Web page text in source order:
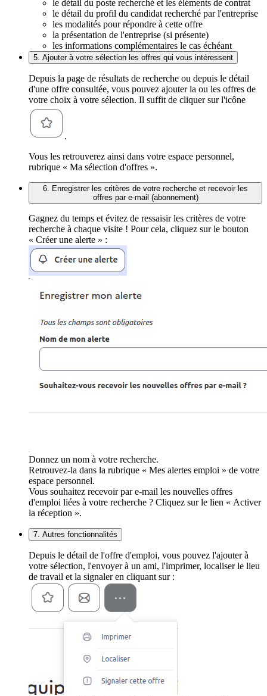
le détail du poste recherché et les éléments de contrat
le détail du profil du candidat recherché par l'entreprise
les modalités pour répondre à cette offre
la présentation de l'entreprise (si présente)
les informations complémentaires le cas échéant
5. Ajouter à votre sélection les offres qui vous intéressent
Depuis la page de résultats de recherche ou depuis le détail
d'une offre consultée, vous pouvez ajouter la ou les offres de
votre choix à votre sélection. Il suffit de cliquer sur l'icône
.
Vous les retrouverez ainsi dans votre espace personnel,
rubrique « Ma sélection d'offres ».
6. Enregistrer les critères de votre recherche et recevoir les
offres par e-mail (abonnement)
Gagnez du temps et évitez de ressaisir les critères de votre
recherche à chaque visite ! Pour cela, cliquez sur le bouton
« Créer une alerte » :
Donnez un nom à votre recherche.
Retrouvez-la dans la rubrique « Mes alertes emploi » de votre
espace personnel.
Vous souhaitez recevoir par e-mail les nouvelles offres
d'emploi liées à votre recherche ? Cliquez sur le lien « Activer
la réception ».
7. Autres fonctionnalités
Depuis le détail de l'offre d'emploi, vous pouvez l'ajouter à
votre sélection, l'envoyer à un ami, l'imprimer, localiser le lieu
de travail et la signaler en cliquant sur :